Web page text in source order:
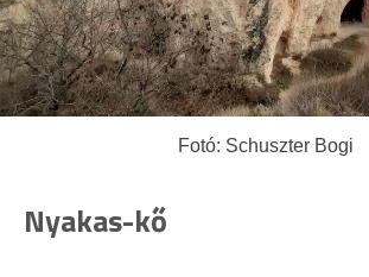
Fotó: Schuszter Bogi
Nyakas-kő